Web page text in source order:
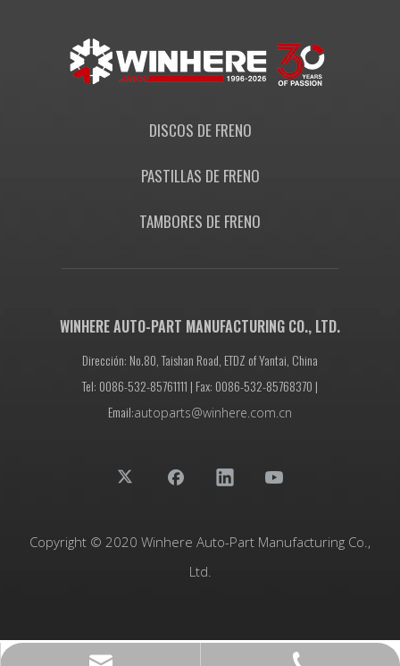
DISCOS DE FRENO
PASTILLAS DE FRENO
TAMBORES DE FRENO
WINHERE AUTO-PART MANUFACTURING CO., LTD.
Dirección: No.80, Taishan Road, ETDZ of Yantai, China
Tel: 0086-532-85761111 | Fax: 0086-532-85768370 |
Email:autoparts@winhere.com.cn
Copyright © 2020 Winhere Auto-Part Manufacturing Co.,
Ltd.